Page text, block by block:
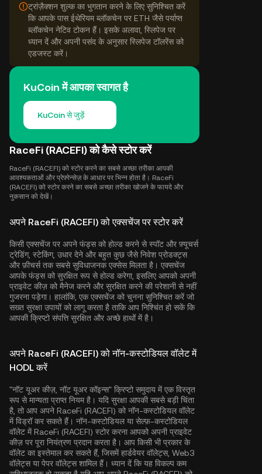
ट्रांज़ैक्शन शुल्क का भुगतान करने के लिए सुनिश्चित करें
कि आपके पास ईथेरियम ब्लॉकचेन पर ETH जैसे पर्याप्त
ब्लॉकचेन नेटिव टोकन हैं। इसके अलावा, स्लिपेज पर
ध्यान दें और अपनी पसंद के अनुसार स्लिपेज टॉलरेंस को
एडजस्ट करें।
KuCoin में आपका स्वागत है
KuCoin से जुड़ें
RaceFi (RACEFI) को कैसे स्टोर करें
RaceFi (RACEFI) को स्टोर करने का सबसे अच्छा तरीका आपकी
आवश्यकताओं और प्रेफ़्रेन्सेज़ के आधार पर भिन्न होता है। RaceFi
(RACEFI) को स्टोर करने का सबसे अच्छा तरीका खोजने के फायदे और
नुकसान को देखें।
अपने RaceFi (RACEFI) को एक्सचेंज पर स्टोर करें
किसी एक्सचेंज पर अपने फंड्स को होल्ड करने से स्पॉट और फ़्यूचर्स
ट्रेडिंग, स्टेकिंग, उधार देने और बहुत कुछ जैसे निवेश प्रोडक्ट्स
और फ़ीचर्स तक सबसे सुविधाजनक एक्सेस मिलता है। एक्सचेंज
आपके फंड्स को सुरक्षित रूप से होल्ड करेगा, इसलिए आपको अपनी
प्राइवेट कीज़ को मैनेज करने और सुरक्षित करने की परेशानी से नहीं
गुजरना पड़ेगा। हालांकि, एक एक्सचेंज को चुनना सुनिश्चित करें जो
सख्त सुरक्षा उपायों को लागू करता है ताकि आप निश्चिंत हो सकें कि
आपकी क्रिप्टो संपत्ति सुरक्षित और अच्छे हाथों में है।
अपने RaceFi (RACEFI) को नॉन-कस्टोडियल वॉलेट में
HODL करें
"नॉट यूअर कीज़, नॉट यूअर कॉइन्स" क्रिप्टो समुदाय में एक विस्तृत
रूप से मान्यता प्राप्त नियम है। यदि सुरक्षा आपकी सबसे बड़ी चिंता
है, तो आप अपने RaceFi (RACEFI) को नॉन-कस्टोडियल वॉलेट
में विड्रॉ कर सकते हैं। नॉन-कस्टोडियल या सेल्फ़-कस्टोडियल
वॉलेट में RaceFi (RACEFI) स्टोर करना आपको अपनी प्राइवेट
कीज़ पर पूरा नियंत्रण प्रदान करता है। आप किसी भी प्रकार के
वॉलेट का इस्तेमाल कर सकते हैं, जिसमें हार्डवेयर वॉलेट्स, Web3
वॉलेट्स या पेपर वॉलेट्स शामिल हैं। ध्यान दें कि यह विकल्प कम